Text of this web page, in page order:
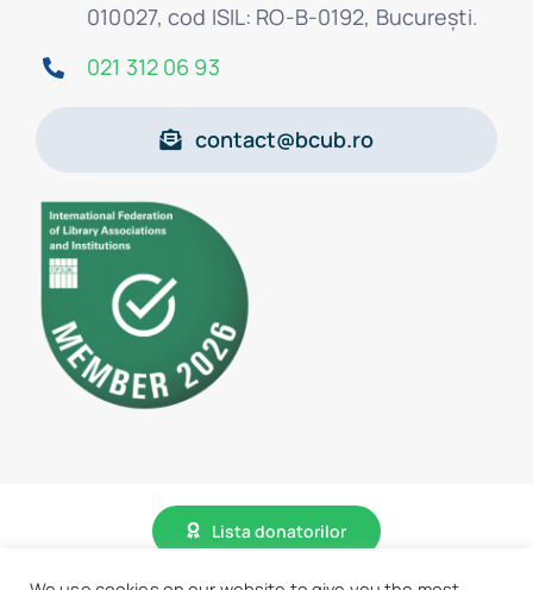
010027, cod ISIL: RO-B-0192, Bucureşti.
021 312 06 93
contact@bcub.ro
Lista donatorilor